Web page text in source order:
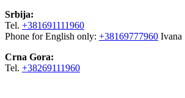
Srbija:
Tel. +381691111960
Phone for English only: +38169777960 Ivana
Crna Gora:
Tel. +38269111960